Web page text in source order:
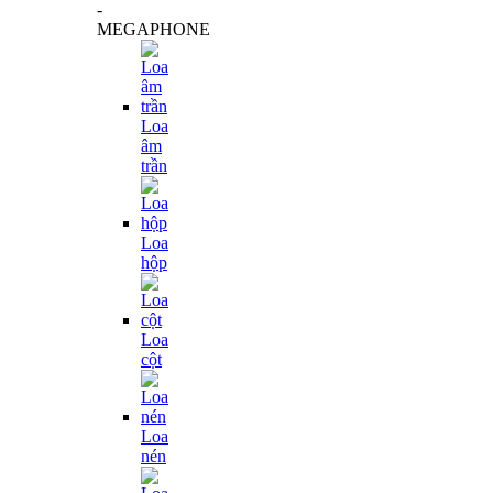
-
MEGAPHONE
Loa
âm
trần
Loa
hộp
Loa
cột
Loa
nén